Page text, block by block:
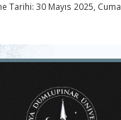
Tarihi: 30 Mayıs 2025, Cuma